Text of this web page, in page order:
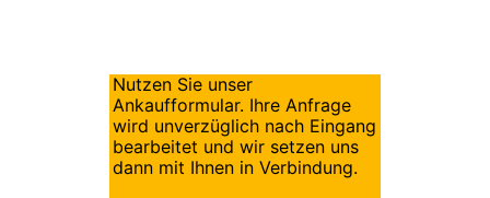
Nutzen Sie unser
Ankaufformular. Ihre Anfrage
wird unverzüglich nach Eingang
bearbeitet und wir setzen uns
dann mit Ihnen in Verbindung.